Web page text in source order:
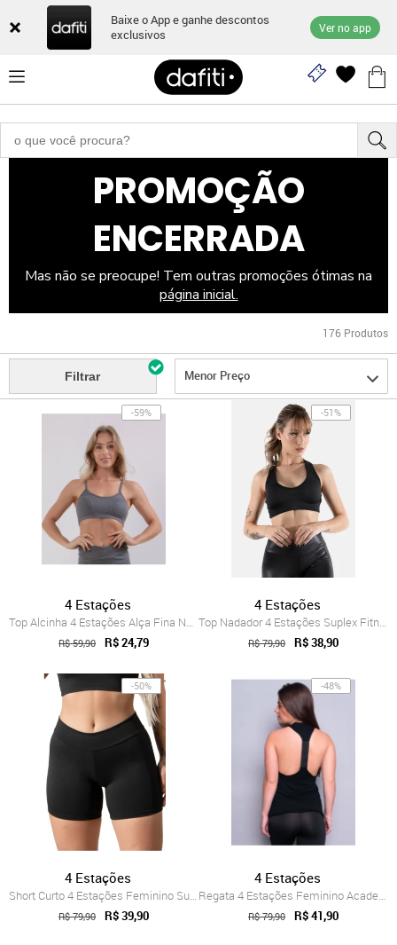
Baixe o App e ganhe descontos
exclusivos
Ver no app
PROMOÇÃO
ENCERRADA
Mas não se preocupe! Tem outras promoções ótimas na
página inicial.
176 Produtos
Filtrar Menor Preço
-59%
4 Estações
Top Alcinha 4 Estações Alça Fina Nadador...
R$ 59,90 R$ 24,79
-51%
4 Estações
Top Nadador 4 Estações Suplex Fitness Tr...
R$ 79,90 R$ 38,90
-50%
4 Estações
Short Curto 4 Estações Feminino Suplex L...
R$ 79,90 R$ 39,90
-48%
4 Estações
Regata 4 Estações Feminino Academia Moti...
R$ 79,90 R$ 41,90